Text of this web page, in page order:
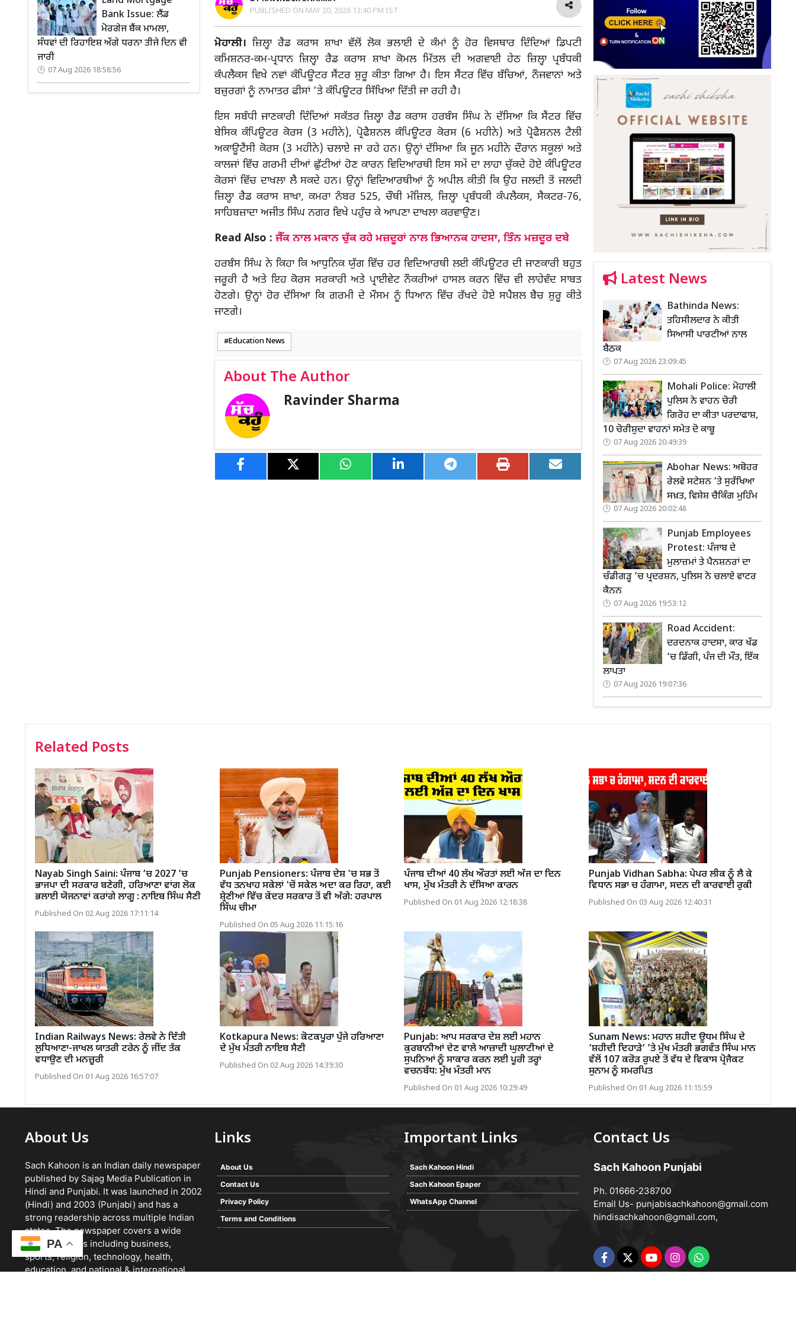
Bank Issue: ਲੈਂਡ
ਮੋਰਗੇਜ ਬੈਂਕ ਮਾਮਲਾ,
ਸੰਧਵਾਂ ਦੀ ਰਿਹਾਇਸ਼ ਅੱਗੇ ਧਰਨਾ ਤੀਜੇ ਦਿਨ ਵੀ
ਜਾਰੀ
07 Aug 2026 18:58:56
PUBLISHED ON MAY 20, 2026 12:40 PM IST
ਮੋਹਾਲੀ। ਜ਼ਿਲ੍ਹਾ ਰੈਡ ਕਰਾਸ ਸ਼ਾਖਾ ਵੱਲੋਂ ਲੋਕ ਭਲਾਈ ਦੇ ਕੰਮਾਂ ਨੂੰ ਹੋਰ ਵਿਸਥਾਰ ਦਿੰਦਿਆਂ ਡਿਪਟੀ
ਕਮਿਸ਼ਨਰ-ਕਮ-ਪ੍ਰਧਾਨ ਜ਼ਿਲ੍ਹਾ ਰੈਡ ਕਰਾਸ ਸ਼ਾਖਾ ਕੋਮਲ ਮਿੱਤਲ ਦੀ ਅਗਵਾਈ ਹੇਠ ਜ਼ਿਲ੍ਹਾ ਪ੍ਰਬੰਧਕੀ
ਕੰਪਲੈਕਸ ਵਿਖੇ ਨਵਾਂ ਕੰਪਿਊਟਰ ਸੈਂਟਰ ਸ਼ੁਰੂ ਕੀਤਾ ਗਿਆ ਹੈ। ਇਸ ਸੈਂਟਰ ਵਿੱਚ ਬੱਚਿਆਂ, ਨੌਜਵਾਨਾਂ ਅਤੇ
ਬਜ਼ੁਰਗਾਂ ਨੂੰ ਨਾਮਾਤਰ ਫੀਸਾਂ ’ਤੇ ਕੰਪਿਊਟਰ ਸਿੱਖਿਆ ਦਿੱਤੀ ਜਾ ਰਹੀ ਹੈ।
ਇਸ ਸਬੰਧੀ ਜਾਣਕਾਰੀ ਦਿੰਦਿਆਂ ਸਕੱਤਰ ਜ਼ਿਲ੍ਹਾ ਰੈਡ ਕਰਾਸ ਹਰਬੰਸ ਸਿੰਘ ਨੇ ਦੱਸਿਆ ਕਿ ਸੈਂਟਰ ਵਿੱਚ
ਬੇਸਿਕ ਕੰਪਿਊਟਰ ਕੋਰਸ (3 ਮਹੀਨੇ), ਪ੍ਰੋਫੈਸ਼ਨਲ ਕੰਪਿਊਟਰ ਕੋਰਸ (6 ਮਹੀਨੇ) ਅਤੇ ਪ੍ਰੋਫੈਸ਼ਨਲ ਟੈਲੀ
ਅਕਾਊਟੈਂਸੀ ਕੋਰਸ (3 ਮਹੀਨੇ) ਚਲਾਏ ਜਾ ਰਹੇ ਹਨ। ਉਨ੍ਹਾਂ ਦੱਸਿਆ ਕਿ ਜੂਨ ਮਹੀਨੇ ਦੌਰਾਨ ਸਕੂਲਾਂ ਅਤੇ
ਕਾਲਜਾਂ ਵਿੱਚ ਗਰਮੀ ਦੀਆਂ ਛੁੱਟੀਆਂ ਹੋਣ ਕਾਰਨ ਵਿਦਿਆਰਥੀ ਇਸ ਸਮੇਂ ਦਾ ਲਾਹਾ ਚੁੱਕਦੇ ਹੋਏ ਕੰਪਿਊਟਰ
ਕੋਰਸਾਂ ਵਿੱਚ ਦਾਖਲਾ ਲੈ ਸਕਦੇ ਹਨ। ਉਨ੍ਹਾਂ ਵਿਦਿਆਰਥੀਆਂ ਨੂੰ ਅਪੀਲ ਕੀਤੀ ਕਿ ਉਹ ਜਲਦੀ ਤੋਂ ਜਲਦੀ
ਜ਼ਿਲ੍ਹਾ ਰੈਡ ਕਰਾਸ ਸ਼ਾਖਾ, ਕਮਰਾ ਨੰਬਰ 525, ਚੌਥੀ ਮੰਜ਼ਿਲ, ਜ਼ਿਲ੍ਹਾ ਪ੍ਰਬੰਧਕੀ ਕੰਪਲੈਕਸ, ਸੈਕਟਰ-76,
ਸਾਹਿਬਜ਼ਾਦਾ ਅਜੀਤ ਸਿੰਘ ਨਗਰ ਵਿਖੇ ਪਹੁੰਚ ਕੇ ਆਪਣਾ ਦਾਖਲਾ ਕਰਵਾਉਣ।
Read Also : ਜੈੱਕ ਨਾਲ ਮਕਾਨ ਚੁੱਕ ਰਹੇ ਮਜ਼ਦੂਰਾਂ ਨਾਲ ਭਿਆਨਕ ਹਾਦਸਾ, ਤਿੰਨ ਮਜ਼ਦੂਰ ਦਬੇ
ਹਰਬੰਸ ਸਿੰਘ ਨੇ ਕਿਹਾ ਕਿ ਆਧੁਨਿਕ ਯੁੱਗ ਵਿੱਚ ਹਰ ਵਿਦਿਆਰਥੀ ਲਈ ਕੰਪਿਊਟਰ ਦੀ ਜਾਣਕਾਰੀ ਬਹੁਤ
ਜਰੂਰੀ ਹੈ ਅਤੇ ਇਹ ਕੋਰਸ ਸਰਕਾਰੀ ਅਤੇ ਪ੍ਰਾਈਵੇਟ ਨੌਕਰੀਆਂ ਹਾਸਲ ਕਰਨ ਵਿੱਚ ਵੀ ਲਾਹੇਵੰਦ ਸਾਬਤ
ਹੋਣਗੇ। ਉਨ੍ਹਾਂ ਹੋਰ ਦੱਸਿਆ ਕਿ ਗਰਮੀ ਦੇ ਮੌਸਮ ਨੂੰ ਧਿਆਨ ਵਿੱਚ ਰੱਖਦੇ ਹੋਏ ਸਪੈਸ਼ਲ ਬੈਚ ਸ਼ੁਰੂ ਕੀਤੇ
ਜਾਣਗੇ।
Education News
About The Author
Ravinder Sharma
Latest News
Bathinda News:
ਤਹਿਸੀਲਦਾਰ ਨੇ ਕੀਤੀ
ਸਿਆਸੀ ਪਾਰਟੀਆਂ ਨਾਲ
ਬੈਠਕ
07 Aug 2026 23:09:45
Mohali Police: ਮੋਹਾਲੀ
ਪੁਲਿਸ ਨੇ ਵਾਹਨ ਚੋਰੀ
ਗਿਰੋਹ ਦਾ ਕੀਤਾ ਪਰਦਾਫਾਸ਼,
10 ਚੋਰੀਸ਼ੁਦਾ ਵਾਹਨਾਂ ਸਮੇਤ ਦੋ ਕਾਬੂ
07 Aug 2026 20:49:39
Abohar News: ਅਬੋਹਰ
ਰੇਲਵੇ ਸਟੇਸ਼ਨ ’ਤੇ ਸੁਰੱਖਿਆ
ਸਖ਼ਤ, ਵਿਸ਼ੇਸ਼ ਚੈਕਿੰਗ ਮੁਹਿੰਮ
07 Aug 2026 20:02:48
Punjab Employees
Protest: ਪੰਜਾਬ ਦੇ
ਮੁਲਾਜ਼ਮਾਂ ਤੇ ਪੈਨਸ਼ਨਰਾਂ ਦਾ
ਚੰਡੀਗੜ੍ਹ ’ਚ ਪ੍ਰਦਰਸ਼ਨ, ਪੁਲਿਸ ਨੇ ਚਲਾਏ ਵਾਟਰ
ਕੈਨਨ
07 Aug 2026 19:53:12
Road Accident:
ਦਰਦਨਾਕ ਹਾਦਸਾ, ਕਾਰ ਖੱਡ
’ਚ ਡਿੱਗੀ, ਪੰਜ ਦੀ ਮੌਤ, ਇੱਕ
ਲਾਪਤਾ
07 Aug 2026 19:07:36
Related Posts
Nayab Singh Saini: ਪੰਜਾਬ ’ਚ 2027 ’ਚ
ਭਾਜਪਾ ਦੀ ਸਰਕਾਰ ਬਣੇਗੀ, ਹਰਿਆਣਾ ਵਾਂਗ ਲੋਕ
ਭਲਾਈ ਯੋਜਨਾਵਾਂ ਕਰਾਂਗੇ ਲਾਗੂ : ਨਾਇਬ ਸਿੰਘ ਸੈਣੀ
Published On 02 Aug 2026 17:11:14
Punjab Pensioners: ਪੰਜਾਬ ਦੇਸ਼ 'ਚ ਸਭ ਤੋਂ
ਵੱਧ ਤਨਖਾਹ ਸਕੇਲਾਂ 'ਚੋਂ ਸਕੇਲ ਅਦਾ ਕਰ ਰਿਹਾ, ਕਈ
ਸ਼੍ਰੇਣੀਆਂ ਵਿੱਚ ਕੇਂਦਰ ਸਰਕਾਰ ਤੋਂ ਵੀ ਅੱਗੇ: ਹਰਪਾਲ
ਸਿੰਘ ਚੀਮਾ
Published On 05 Aug 2026 11:15:16
ਪੰਜਾਬ ਦੀਆਂ 40 ਲੱਖ ਔਰਤਾਂ ਲਈ ਅੱਜ ਦਾ ਦਿਨ
ਖਾਸ, ਮੁੱਖ ਮੰਤਰੀ ਨੇ ਦੱਸਿਆ ਕਾਰਨ
Published On 01 Aug 2026 12:18:38
Punjab Vidhan Sabha: ਪੇਪਰ ਲੀਕ ਨੂੰ ਲੈ ਕੇ
ਵਿਧਾਨ ਸਭਾ ਚ ਹੰਗਾਮਾ, ਸਦਨ ਦੀ ਕਾਰਵਾਈ ਰੁਕੀ
Published On 03 Aug 2026 12:40:31
Indian Railways News: ਰੇਲਵੇ ਨੇ ਦਿੱਤੀ
ਲੁਧਿਆਣਾ-ਜਾਖਲ ਯਾਤਰੀ ਟਰੇਨ ਨੂੰ ਜੀਂਦ ਤੱਕ
ਵਧਾਉਣ ਦੀ ਮਨਜ਼ੂਰੀ
Published On 01 Aug 2026 16:57:07
Kotkapura News: ਕੋਟਕਪੂਰਾ ਪੁੱਜੇ ਹਰਿਆਣਾ
ਦੇ ਮੁੱਖ ਮੰਤਰੀ ਨਾਇਬ ਸੈਣੀ
Published On 02 Aug 2026 14:39:30
Punjab: ਆਪ ਸਰਕਾਰ ਦੇਸ਼ ਲਈ ਮਹਾਨ
ਕੁਰਬਾਨੀਆਂ ਦੇਣ ਵਾਲੇ ਆਜ਼ਾਦੀ ਘੁਲਾਟੀਆਂ ਦੇ
ਸੁਪਨਿਆਂ ਨੂੰ ਸਾਕਾਰ ਕਰਨ ਲਈ ਪੂਰੀ ਤਰ੍ਹਾਂ
ਵਚਨਬੱਧ: ਮੁੱਖ ਮੰਤਰੀ ਮਾਨ
Published On 01 Aug 2026 10:29:49
Sunam News: ਮਹਾਨ ਸ਼ਹੀਦ ਊਧਮ ਸਿੰਘ ਦੇ
‘ਸ਼ਹੀਦੀ ਦਿਹਾੜੇ’ ’ਤੇ ਮੁੱਖ ਮੰਤਰੀ ਭਗਵੰਤ ਸਿੰਘ ਮਾਨ
ਵੱਲੋਂ 107 ਕਰੋੜ ਰੁਪਏ ਤੋਂ ਵੱਧ ਦੇ ਵਿਕਾਸ ਪ੍ਰੋਜੈਕਟ
ਸੁਨਾਮ ਨੂੰ ਸਮਰਪਿਤ
Published On 01 Aug 2026 11:15:59
About Us
Sach Kahoon is an Indian daily newspaper
published by Sajag Media Publication in
Hindi and Punjabi. It was launched in 2002
(Hindi) and 2003 (Punjabi) and has a
strong readership across multiple Indian
states. The newspaper covers a wide
range of topics including business,
sports, religion, technology, health,
education, and national & international
Links
About Us
Contact Us
Privacy Policy
Terms and Conditions
Important Links
Sach Kahoon Hindi
Sach Kahoon Epaper
WhatsApp Channel
Contact Us
Sach Kahoon Punjabi
Ph. 01666-238700
Email Us- punjabisachkahoon@gmail.com
hindisachkahoon@gmail.com,
PA